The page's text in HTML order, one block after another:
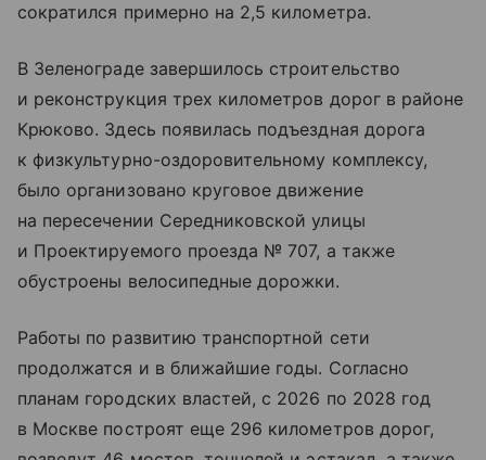
сократился примерно на 2,5 километра.
В Зеленограде завершилось строительство
и реконструкция трех километров дорог в районе
Крюково. Здесь появилась подъездная дорога
к физкультурно-оздоровительному комплексу,
было организовано круговое движение
на пересечении Середниковской улицы
и Проектируемого проезда № 707, а также
обустроены велосипедные дорожки.
Работы по развитию транспортной сети
продолжатся и в ближайшие годы. Согласно
планам городских властей, с 2026 по 2028 год
в Москве построят еще 296 километров дорог,